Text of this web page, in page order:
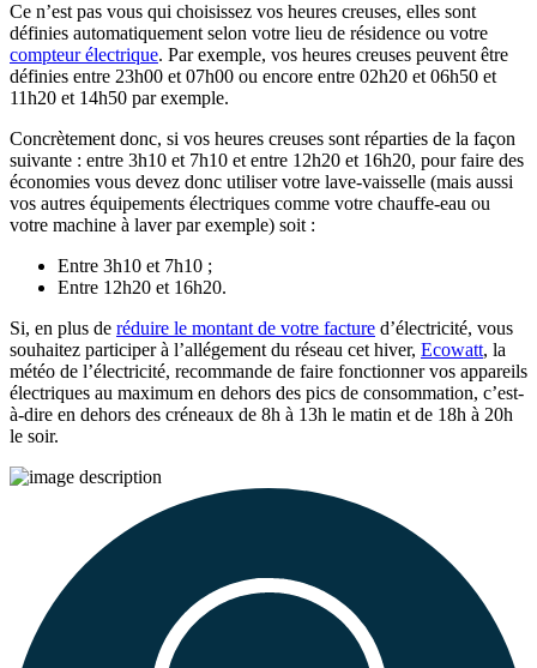
Ce n’est pas vous qui choisissez vos heures creuses, elles sont
définies automatiquement selon votre lieu de résidence ou votre
compteur électrique. Par exemple, vos heures creuses peuvent être
définies entre 23h00 et 07h00 ou encore entre 02h20 et 06h50 et
11h20 et 14h50 par exemple.
Concrètement donc, si vos heures creuses sont réparties de la façon
suivante : entre 3h10 et 7h10 et entre 12h20 et 16h20, pour faire des
économies vous devez donc utiliser votre lave-vaisselle (mais aussi
vos autres équipements électriques comme votre chauffe-eau ou
votre machine à laver par exemple) soit :
Entre 3h10 et 7h10 ;
Entre 12h20 et 16h20.
Si, en plus de réduire le montant de votre facture d’électricité, vous
souhaitez participer à l’allégement du réseau cet hiver, Ecowatt, la
météo de l’électricité, recommande de faire fonctionner vos appareils
électriques au maximum en dehors des pics de consommation, c’est-
à-dire en dehors des créneaux de 8h à 13h le matin et de 18h à 20h
le soir.